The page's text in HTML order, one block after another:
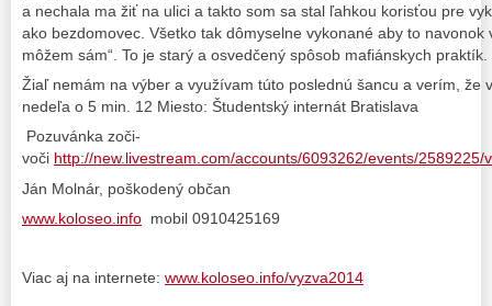
a nechala ma žiť na ulici a takto som sa stal ľahkou korisťou pre
ako bezdomovec. Všetko tak dômyselne vykonané aby to navonok
môžem sám“. To je starý a osvedčený spôsob mafiánskych praktík.
Žiaľ nemám na výber a využívam túto poslednú šancu a verím, že
nedeľa o 5 min. 12 Miesto: Študentský internát Bratislava
Pozuvánka zoči-
voči http://new.livestream.com/accounts/6093262/events/2589225/
Ján Molnár, poškodený občan
www.koloseo.info mobil 0910425169
Viac aj na internete: www.koloseo.info/vyzva2014